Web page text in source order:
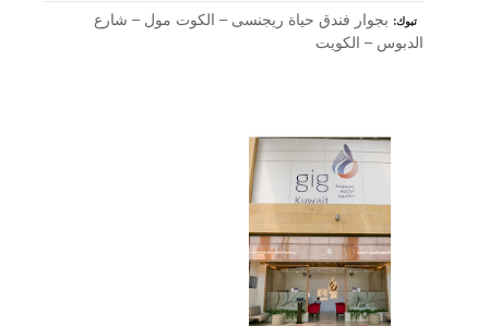
تبوك
بجوار فندق حياة ريجنسى – الكوت مول – شارع
الدبوس – الكويت